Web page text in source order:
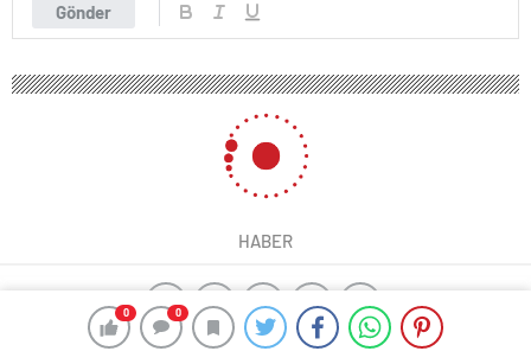
0 0
Gönder
HABER
yangın algılama sistemleri